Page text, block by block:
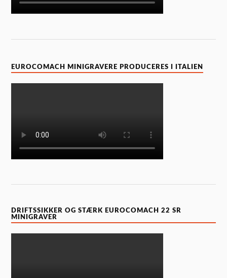
EUROCOMACH MINIGRAVERE PRODUCERES I ITALIEN
DRIFTSSIKKER OG STÆRK EUROCOMACH 22 SR
MINIGRAVER